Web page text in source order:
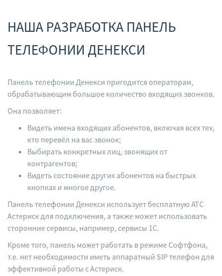
НАША РАЗРАБОТКА ПАНЕЛЬ
ТЕЛЕФОНИИ ДЕНЕКСИ
Панель телефонии Денекси пригодится операторам,
обрабатывающим большое количество входящих звонков.
Она позволяет:
Видеть имена входящих абонентов, включая всех тех,
кто перевёл на вас звонок;
Выбирать конкретных лиц, звонящих от
контрагентов;
Видеть состояние других абонентов на быстрых
кнопках и многое другое.
Панель телефонии Денекси использует бесплатную АТС
Астериск для подключения, а также может использовать
сторонние сервисы, например, сервисы 1С.
Кроме того, панель может работать в режиме Софтфона,
т.е. нет необходимости иметь аппаратный SIP телефон для
эффективной работы с Астериск.